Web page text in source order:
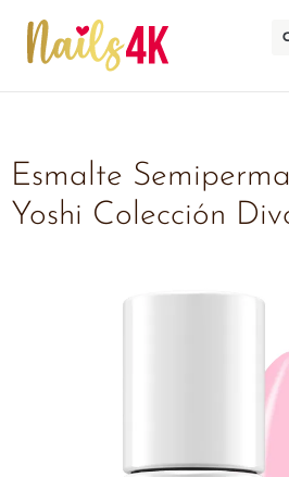
Esmalte
Yoshi Colección